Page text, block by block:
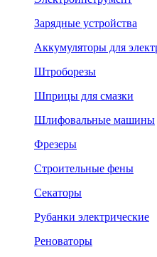
Зарядные устройства
Аккумуляторы для
Штроборезы
Шприцы для смазки
Шлифовальные машины
Фрезеры
Строительные фены
Секаторы
Рубанки электрические
Реноваторы